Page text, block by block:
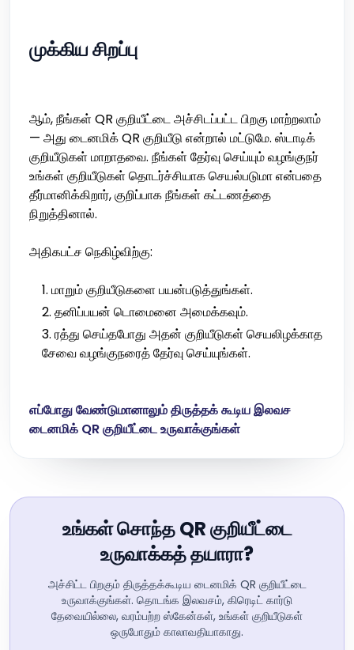
முக்கிய சிறப்பு
ஆம், நீங்கள் QR குறியீட்டை அச்சிடப்பட்ட பிறகு மாற்றலாம்
— அது டைனமிக் QR குறியீடு என்றால் மட்டுமே. ஸ்டாடிக்
குறியீடுகள் மாறாதவை. நீங்கள் தேர்வு செய்யும் வழங்குநர்
உங்கள் குறியீடுகள் தொடர்ச்சியாக செயல்படுமா என்பதை
தீர்மானிக்கிறார், குறிப்பாக நீங்கள் கட்டணத்தை
நிறுத்தினால்.
அதிகபட்ச நெகிழ்விற்கு:
மாறும் குறியீடுகளை பயன்படுத்துங்கள்.
தனிப்பயன் டொமைனை அமைக்கவும்.
ரத்து செய்தபோது அதன் குறியீடுகள் செயலிழக்காத
சேவை வழங்குநரைத் தேர்வு செய்யுங்கள்.
எப்போது வேண்டுமானாலும் திருத்தக் கூடிய இலவச
டைனமிக் QR குறியீட்டை உருவாக்குங்கள்
உங்கள் சொந்த QR குறியீட்டை
உருவாக்கத் தயாரா?
அச்சிட்ட பிறகும் திருத்தக்கூடிய டைனமிக் QR குறியீட்டை
உருவாக்குங்கள். தொடங்க இலவசம், கிரெடிட் கார்டு
தேவையில்லை, வரம்பற்ற ஸ்கேன்கள், உங்கள் குறியீடுகள்
ஒருபோதும் காலாவதியாகாது.